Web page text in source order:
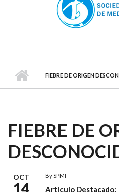
FIEBRE DE ORIGEN
FIEBRE DE
OCT
14
BySPMI
Artículo Destacado: